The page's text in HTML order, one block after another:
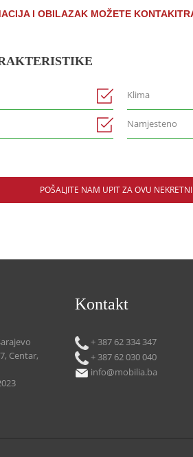
I OBILAZAK MOŽETE
Klima
Namjesteno
POŠALJITE NAM UPIT ZA OVU
Centar,
Kontakt
+ 387 62 334 347
+ 387 62 030 040
info@mobilia.ba